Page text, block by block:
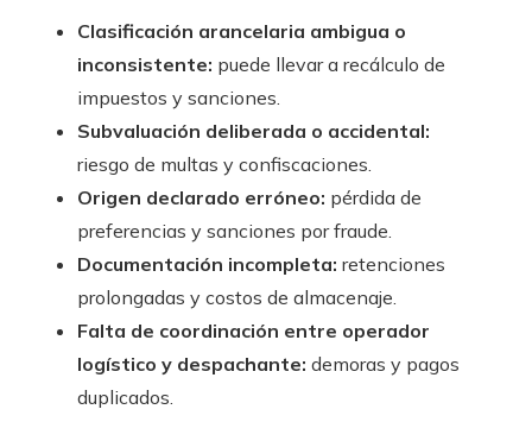
Clasificación arancelaria ambigua o
inconsistente: puede llevar a recálculo de
impuestos y sanciones.
Subvaluación deliberada o accidental:
riesgo de multas y confiscaciones.
Origen declarado erróneo: pérdida de
preferencias y sanciones por fraude.
Documentación incompleta: retenciones
prolongadas y costos de almacenaje.
Falta de coordinación entre operador
logístico y despachante: demoras y pagos
duplicados.